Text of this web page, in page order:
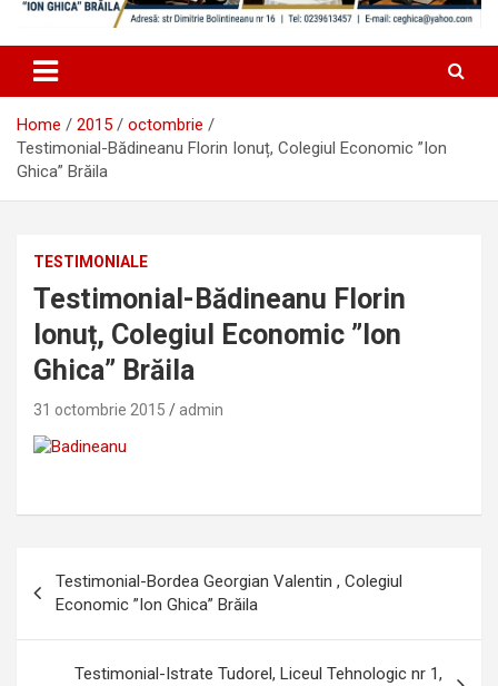
Home 2015
octombrie
Testimonial-Bădineanu Florin Ionuț, Colegiul Economic ”Ion
Ghica” Brăila
TESTIMONIALE
Testimonial-Bădineanu Florin
Ionuț, Colegiul Economic ”Ion
Ghica” Brăila
31 octombrie 2015 admin
în
articole
Testimonial-Bordea Georgian Valentin , Colegiul
Economic ”Ion Ghica” Brăila
Testimonial-Istrate Tudorel, Liceul Tehnologic nr 1,